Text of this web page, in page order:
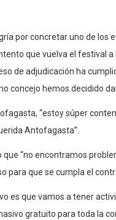
por concretar uno de los
que vuelva el festival
de adjudicación ha
concejo hemos decidido
“estoy súper
Antofagasta”.
“no encontramos
que se cumpla el
es que vamos a tener
gratuito para toda la